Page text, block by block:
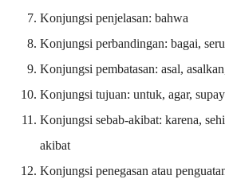
Konjungsi penjelasan: bahwa
Konjungsi perbandingan: bagai,
Konjungsi pembatasan: asal,
Konjungsi tujuan: untuk, agar,
Konjungsi sebab-akibat: karena,
akibat
Konjungsi penegasan atau